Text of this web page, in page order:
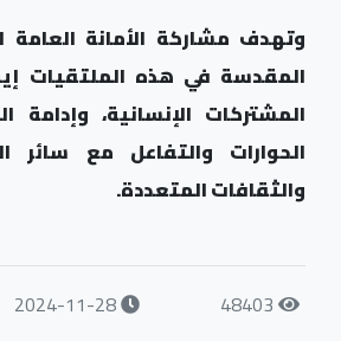
وتهدف مشاركة الأمانة العامة
المقدسة في هذه الملتقيات
المشتركات الإنسانية،
الحوارات والتفاعل مع سائر
والثقافات المتعددة.
48403
2024-11-28